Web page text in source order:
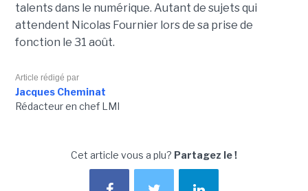
talents dans le numérique. Autant de sujets qui
attendent Nicolas Fournier lors de sa prise de
fonction le 31 août.
Article rédigé par
Jacques Cheminat
Rédacteur en chef LMI
Cet article vous a plu? Partagez le !